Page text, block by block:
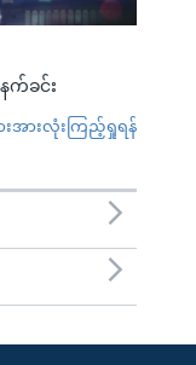
က်ခင်း
အားလုံးကြည့်ရှုရန်